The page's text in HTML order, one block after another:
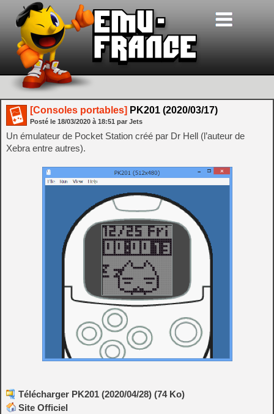
[Consoles portables] PK201 (2020/03/17)
Posté le 18/03/2020 à 18:51 par Jets
Un émulateur de Pocket Station créé par Dr Hell (l’auteur de
Xebra entre autres).
Télécharger PK201 (2020/04/28) (74 Ko)
Site Officiel